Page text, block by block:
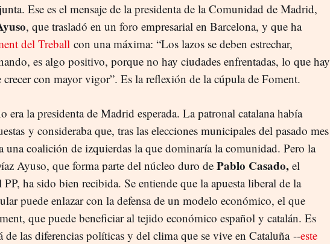
Ese es el mensaje de la presidenta de la Comunidad de Madrid,
, que trasladó en un foro empresarial en Barcelona, y que ha
del Treball con una máxima: “Los lazos se deben estrechar,
es algo positivo, porque no hay ciudades enfrentadas, lo que hay
crecer con mayor vigor”. Es la reflexión de la cúpula de Foment.
era la presidenta de Madrid esperada. La patronal catalana había
y consideraba que, tras las elecciones municipales del pasado mes
una coalición de izquierdas la que dominaría la comunidad. Pero la
Ayuso, que forma parte del núcleo duro de Pablo Casado, el
PP, ha sido bien recibida. Se entiende que la apuesta liberal de la
puede enlazar con la defensa de un modelo económico, el que
que puede beneficiar al tejido económico español y catalán. Es
de las diferencias políticas y del clima que se vive en Cataluña --este